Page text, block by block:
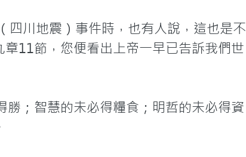
川地震）事件時，也有人說，這也是不
11節，您便看出上帝一早已告訴我們世
；智慧的未必得糧食；明哲的未必得資